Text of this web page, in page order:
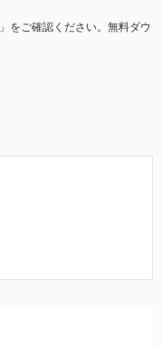
」をご確認ください。無料ダウ